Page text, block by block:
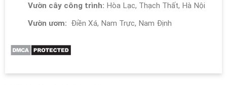
Vườn cây công trình: Hòa Lạc, Thạch Thất, Hà Nội
Vườn ươm: Điền Xá, Nam Trực, Nam Định